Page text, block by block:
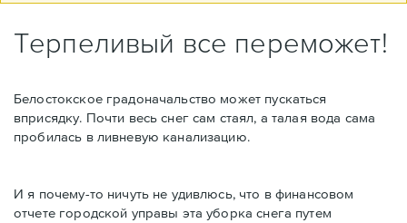
Терпеливый все переможет!
Белостокское градоначальство может пускаться
вприсядку. Почти весь снег сам стаял, а талая вода сама
пробилась в ливневую канализацию.
И я почему-то ничуть не удивлюсь, что в финансовом
отчете городской управы эта уборка снега путем